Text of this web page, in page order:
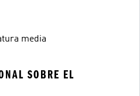
media
SOBRE EL